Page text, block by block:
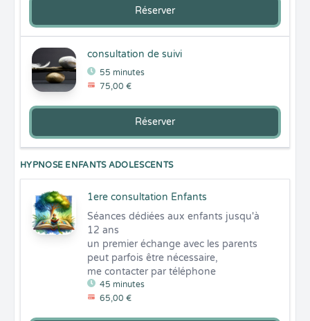
Réserver
consultation de suivi
55 minutes
75,00 €
Réserver
HYPNOSE ENFANTS ADOLESCENTS
1ere consultation Enfants
45 minutes
65,00 €
Séances dédiées aux enfants jusqu'à
12 ans
un premier échange avec les parents
peut parfois être nécessaire,
me contacter par téléphone